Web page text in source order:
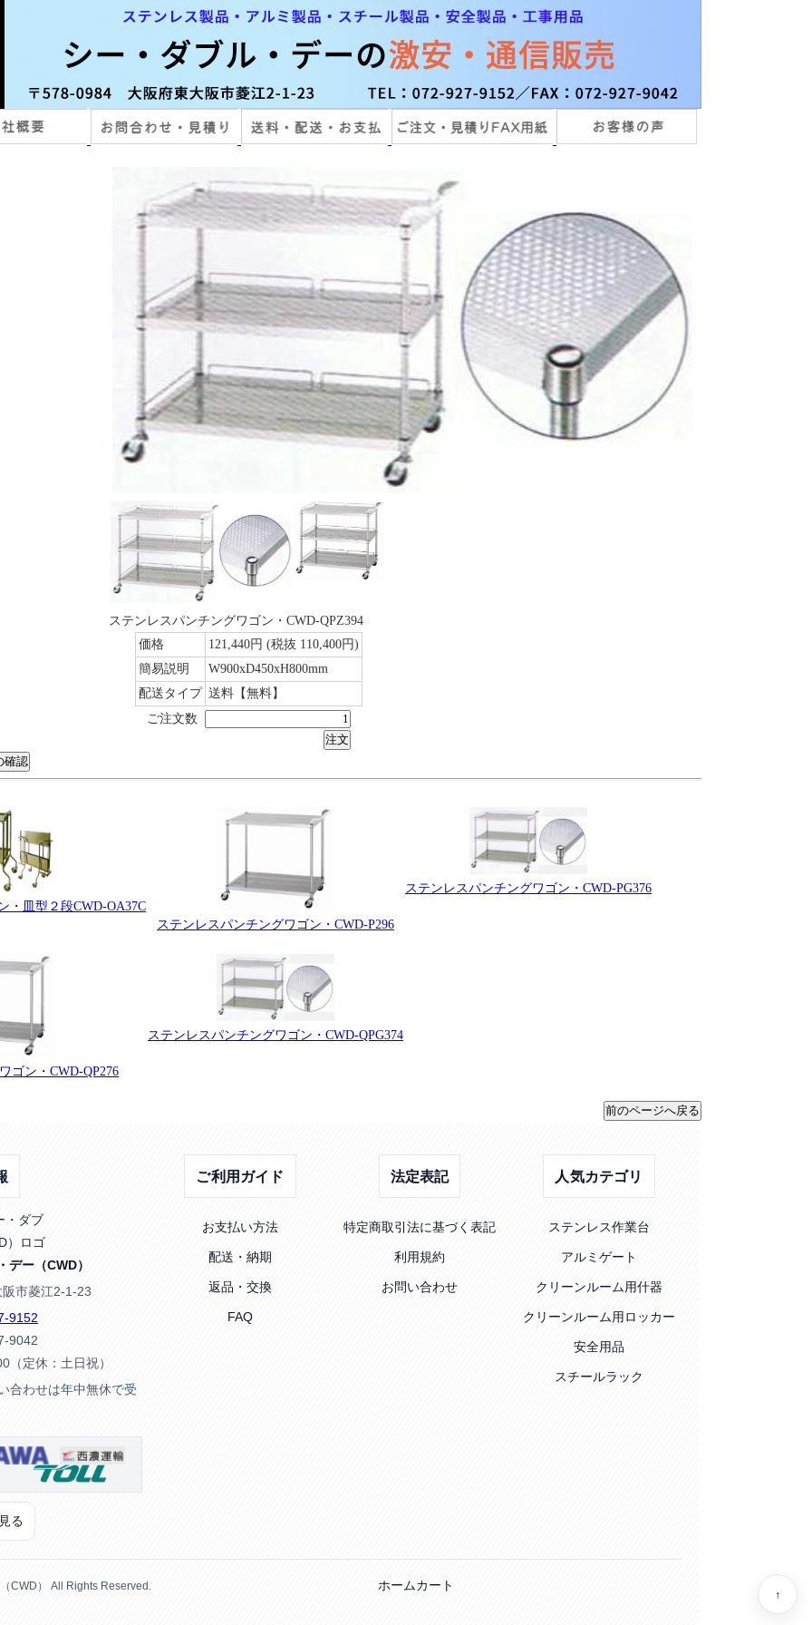
ステンレスパンチングワゴン・CWD-QPZ394
価格
121,440円 (税抜 110,400円)
簡易説明
W900xD450xH800mm
配送タイプ 送料【無料】
ご注文数
・皿型２段CWD-OA37C
ステンレスパンチングワゴン・CWD-P296
ステンレスパンチングワゴン・CWD-PG376
ゴン・CWD-QP276
ステンレスパンチングワゴン・CWD-QPG374
デー（CWD）
市菱江2-1-23
9152
9042
（定休：土日祝）
合わせは年中無休で受
る
ご利用ガイド
お支払い方法
配送・納期
返品・交換
FAQ
法定表記
特定商取引法に基づく表記
利用規約
お問い合わせ
人気カテゴリ
ステンレス作業台
アルミゲート
クリーンルーム用什器
クリーンルーム用ロッカー
安全用品
スチールラック
CWD） All Rights Reserved. ホームカート
↑